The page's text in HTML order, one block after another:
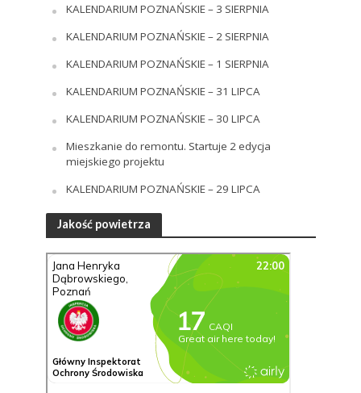
KALENDARIUM POZNAŃSKIE – 3 SIERPNIA
KALENDARIUM POZNAŃSKIE – 2 SIERPNIA
KALENDARIUM POZNAŃSKIE – 1 SIERPNIA
KALENDARIUM POZNAŃSKIE – 31 LIPCA
KALENDARIUM POZNAŃSKIE – 30 LIPCA
Mieszkanie do remontu. Startuje 2 edycja
miejskiego projektu
KALENDARIUM POZNAŃSKIE – 29 LIPCA
Jakość powietrza